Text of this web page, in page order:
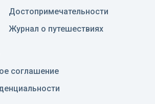
Достопримечательности
Журнал о путешествиях
соглашение